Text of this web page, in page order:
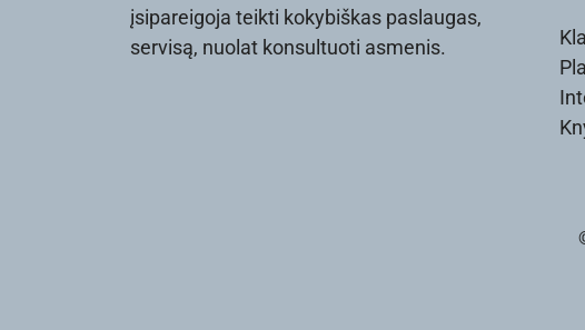
įsipareigoja teikti kokybiškas paslaugas,
servisą, nuolat konsultuoti asmenis.